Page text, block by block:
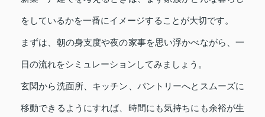
をしているかを一番にイメージすることが大切です。
まずは、朝の身支度や夜の家事を思い浮かべながら、一
日の流れをシミュレーションしてみましょう。
玄関から洗面所、キッチン、パントリーへとスムーズに
移動できるようにすれば、時間にも気持ちにも余裕が生